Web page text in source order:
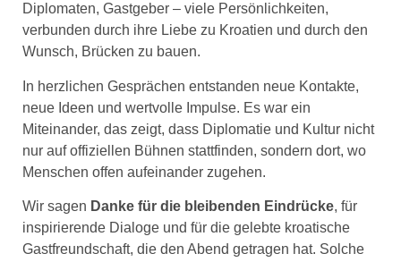
Diplomaten, Gastgeber – viele Persönlichkeiten,
verbunden durch ihre Liebe zu Kroatien und durch den
Wunsch, Brücken zu bauen.
In herzlichen Gesprächen entstanden neue Kontakte,
neue Ideen und wertvolle Impulse. Es war ein
Miteinander, das zeigt, dass Diplomatie und Kultur nicht
nur auf offiziellen Bühnen stattfinden, sondern dort, wo
Menschen offen aufeinander zugehen.
Wir sagen Danke für die bleibenden Eindrücke, für
inspirierende Dialoge und für die gelebte kroatische
Gastfreundschaft, die den Abend getragen hat. Solche